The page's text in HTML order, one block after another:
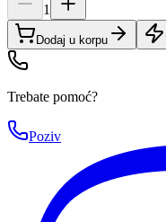
1
Dodaj u korpu
Trebate pomoć?
Poziv